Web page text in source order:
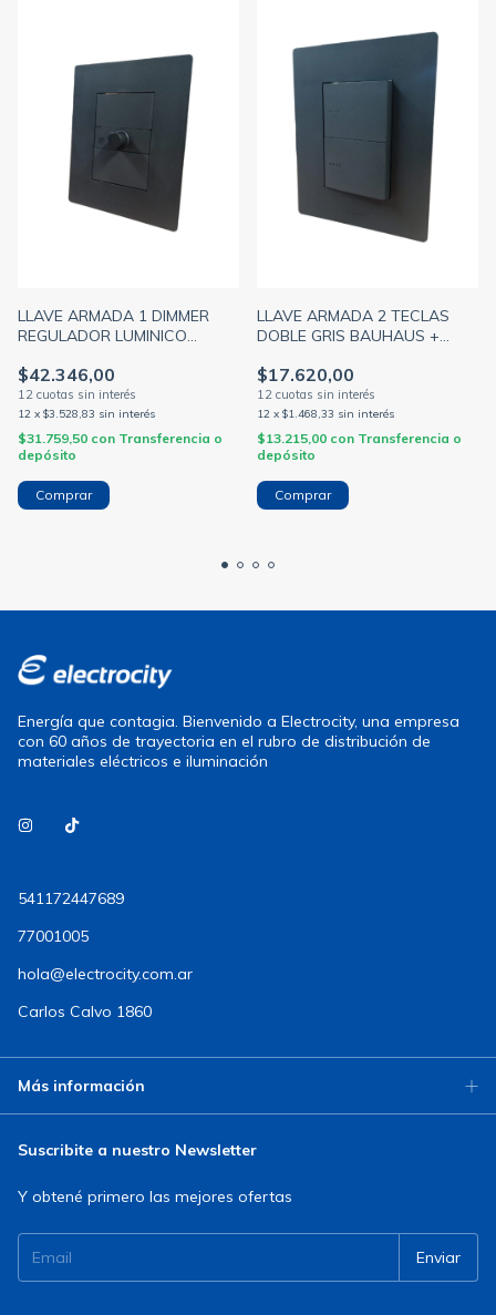
LLAVE ARMADA 1 DIMMER
REGULADOR LUMINICO
GRIS DISTANCIADOR GRIS
(CAMBRE)
$42.346,00
12 x $3.528,83 sin interés
$31.759,50 con Transferencia o
depósito
LLAVE ARMADA 2 TECLAS
DOBLE GRIS BAUHAUS +
DISTANCIADOR GRIS
(CAMBRE)
$17.620,00
12 x $1.468,33 sin interés
$13.215,00 con Transferencia o
depósito
Energía que contagia. Bienvenido a Electrocity, una empresa
con 60 años de trayectoria en el rubro de distribución de
materiales eléctricos e iluminación
541172447689
77001005
hola@electrocity.com.ar
Carlos Calvo 1860
Más información
Suscribite a nuestro Newsletter
Y obtené primero las mejores ofertas